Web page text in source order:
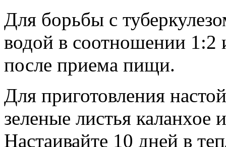
Для борьбы с
водой в соотношении 1:2
после приема пищи.
Для приготовления
зеленые листья каланхое
Настаивайте 10 дней в